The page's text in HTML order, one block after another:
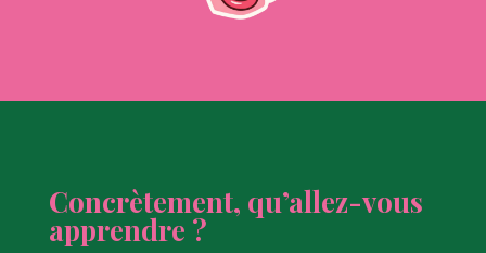
Concrètement, qu’allez-vous
apprendre ?